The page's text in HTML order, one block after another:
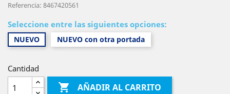
Referencia: 8467420561
Seleccione entre las siguientes opciones:
NUEVO NUEVO con otra portada
Cantidad
 AÑADIR AL CARRITO